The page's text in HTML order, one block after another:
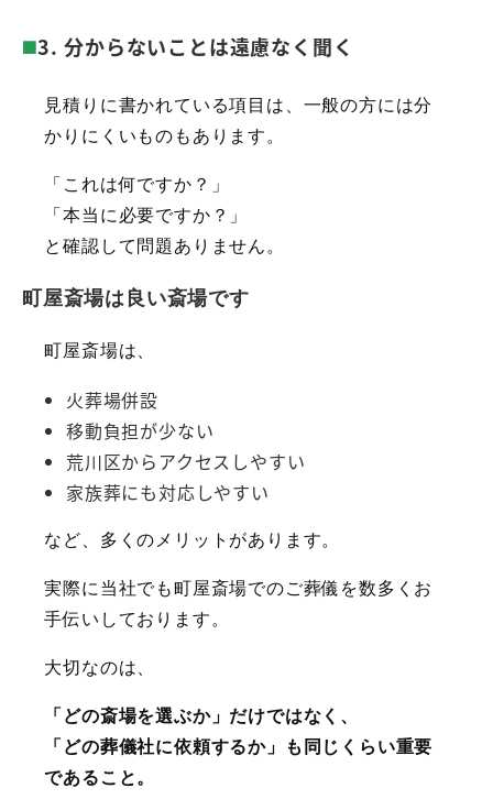
3. 分からないことは遠慮なく聞く
見積りに書かれている項目は、一般の方には分
かりにくいものもあります。
「これは何ですか？」
「本当に必要ですか？」
と確認して問題ありません。
町屋斎場は良い斎場です
町屋斎場は、
火葬場併設
移動負担が少ない
荒川区からアクセスしやすい
家族葬にも対応しやすい
など、多くのメリットがあります。
実際に当社でも町屋斎場でのご葬儀を数多くお
手伝いしております。
大切なのは、
「どの斎場を選ぶか」だけではなく、
「どの葬儀社に依頼するか」も同じくらい重要
であること。